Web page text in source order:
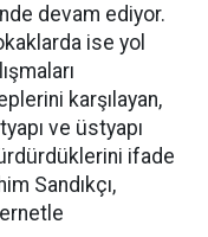
devam ediyor.
ise yol
karşılayan,
ve üstyapı
ifade
Sandıkçı,